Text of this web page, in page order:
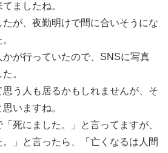
ましたね。
が、夜勤明けで間に合いそうにな
が行っていたので、SNSに写真
。
う人も居るかもしれませんが、そ
いますね。
死にました。」と言ってますが、
」と言ったら、「亡くなるは人間